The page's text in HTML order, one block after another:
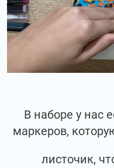
В наборе у нас
маркеров,
листочик,